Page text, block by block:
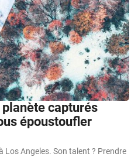
capturés
époustoufler
Los Angeles. Son talent ? Prendre